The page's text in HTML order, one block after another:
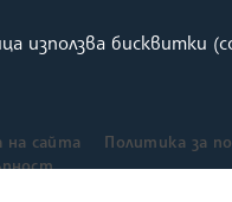
на сайта
Политика за
използва бисквитки